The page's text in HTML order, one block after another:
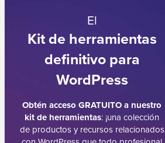
El
Kit de herramientas
definitivo para
WordPress
Obtén acceso GRATUITO a nuestro
kit de herramientas: ¡una colección
de productos y recursos relacionados